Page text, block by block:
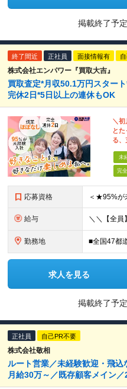
掲載終了予定
終了間近 正社員 面接情報有
株式会社エンパワー『買取大吉』
買取査定*月収50.1万円スター
完休2日*5日以上の連休もOK
＼初
と
る、
未
完
応募資格
給与
勤務地
求人を見る
掲載終了予定
正社員 自己PR不要
株式会社敬相
ルート営業／未経験歓迎・飛
月給30万～／既存顧客メイン